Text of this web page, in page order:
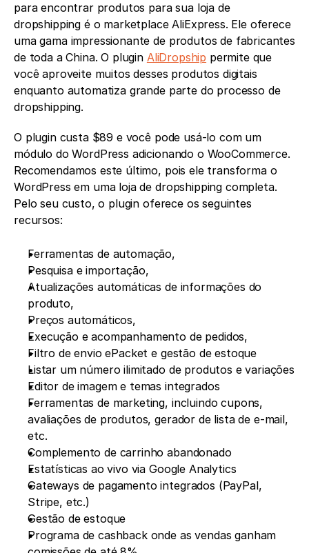
para encontrar produtos para sua loja de
dropshipping é o marketplace AliExpress. Ele oferece
uma gama impressionante de produtos de fabricantes
de toda a China. O plugin AliDropship permite que
você aproveite muitos desses produtos digitais
enquanto automatiza grande parte do processo de
dropshipping.
O plugin custa $89 e você pode usá-lo com um
módulo do WordPress adicionando o WooCommerce.
Recomendamos este último, pois ele transforma o
WordPress em uma loja de dropshipping completa.
Pelo seu custo, o plugin oferece os seguintes
recursos:
Ferramentas de automação,
Pesquisa e importação,
Atualizações automáticas de informações do
produto,
Preços automáticos,
Execução e acompanhamento de pedidos,
Filtro de envio ePacket e gestão de estoque
Listar um número ilimitado de produtos e variações
Editor de imagem e temas integrados
Ferramentas de marketing, incluindo cupons,
avaliações de produtos, gerador de lista de e-mail,
etc.
Complemento de carrinho abandonado
Estatísticas ao vivo via Google Analytics
Gateways de pagamento integrados (PayPal,
Stripe, etc.)
Gestão de estoque
Programa de cashback onde as vendas ganham